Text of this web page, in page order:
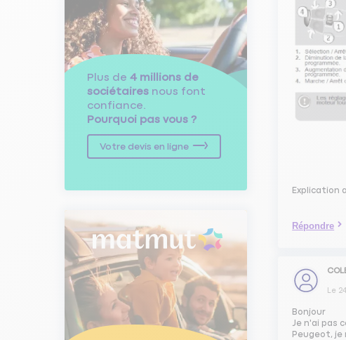
Plus de 4 millions de
sociétaires nous font
confiance.
Pourquoi pas vous ?
Votre devis en ligne
Explication
Répondre
Le
Bonjour
Je n'ai pas
Peugeot, je